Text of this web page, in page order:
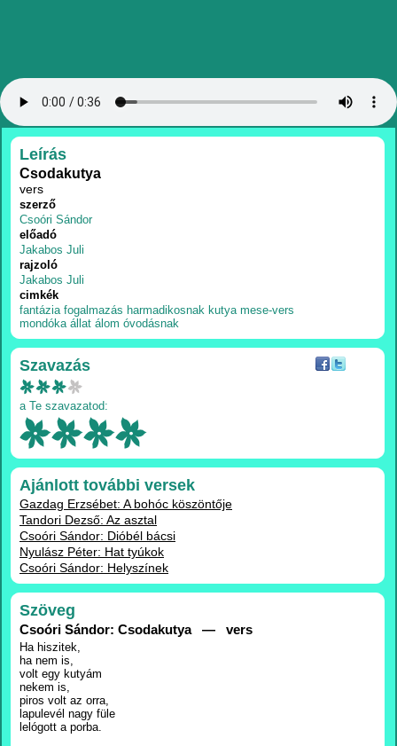
RÉSZLETEK
Leírás
Csodakutya
vers
szerző
Csoóri Sándor
előadó
Jakabos Juli
rajzoló
Jakabos Juli
cimkék
fantázia fogalmazás harmadikosnak kutya mese-vers
mondóka állat álom óvodásnak
Szavazás
a Te szavazatod:
Ajánlott további versek
Gazdag Erzsébet: A bohóc köszöntője
Tandori Dezső: Az asztal
Csoóri Sándor: Dióbél bácsi
Nyulász Péter: Hat tyúkok
Csoóri Sándor: Helyszínek
Szöveg
Csoóri Sándor: Csodakutya — vers
Ha hiszitek,
ha nem is,
volt egy kutyám
nekem is,
piros volt az orra,
lapulevél nagy füle
lelógott a porba.